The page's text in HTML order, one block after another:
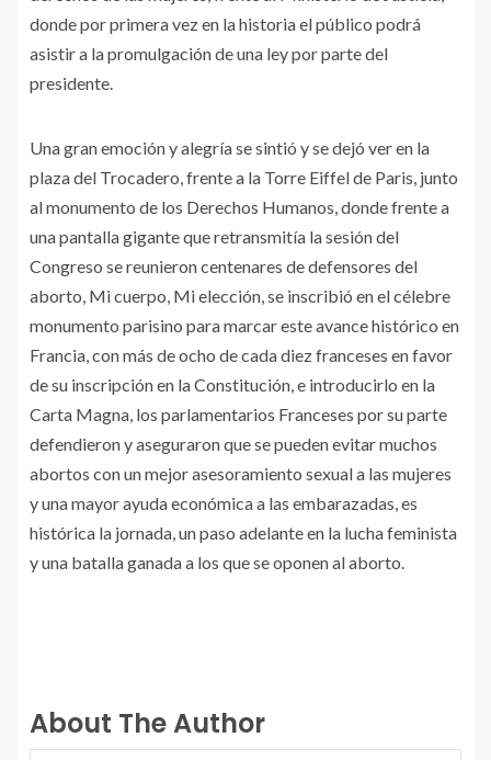
donde por primera vez en la historia el público podrá
asistir a la promulgación de una ley por parte del
presidente.
Una gran emoción y alegría se sintió y se dejó ver en la
plaza del Trocadero, frente a la Torre Eiffel de Paris, junto
al monumento de los Derechos Humanos, donde frente a
una pantalla gigante que retransmitía la sesión del
Congreso se reunieron centenares de defensores del
aborto, Mi cuerpo, Mi elección, se inscribió en el célebre
monumento parisino para marcar este avance histórico en
Francia, con más de ocho de cada diez franceses en favor
de su inscripción en la Constitución, e introducirlo en la
Carta Magna, los parlamentarios Franceses por su parte
defendieron y aseguraron que se pueden evitar muchos
abortos con un mejor asesoramiento sexual a las mujeres
y una mayor ayuda económica a las embarazadas, es
histórica la jornada, un paso adelante en la lucha feminista
y una batalla ganada a los que se oponen al aborto.
About The Author